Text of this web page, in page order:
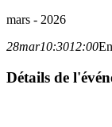
mars - 2026
28mar10:3012:00
Détails de